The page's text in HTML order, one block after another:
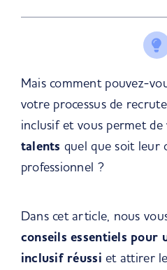
Mais comment pouvez-
votre processus de
inclusifet vous permet de
talents quel que soit leur
professionnel ?
Dans cet article, nous
conseils essentiels pour
inclusif réussi et attirer